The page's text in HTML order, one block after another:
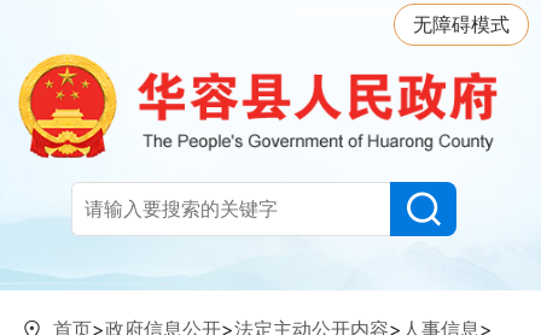
无障碍模式
首页>政府信息公开>法定主动公开内容> 人事信息>